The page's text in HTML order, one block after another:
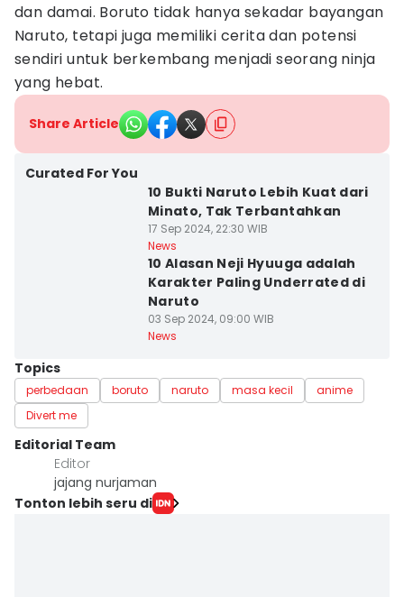
dan damai. Boruto tidak hanya sekadar bayangan
Naruto, tetapi juga memiliki cerita dan potensi
sendiri untuk berkembang menjadi seorang ninja
yang hebat.
Share Article
Curated For You
10 Bukti Naruto Lebih Kuat dari
Minato, Tak Terbantahkan
17 Sep 2024, 22:30 WIB
News
10 Alasan Neji Hyuuga adalah
Karakter Paling Underrated di
Naruto
03 Sep 2024, 09:00 WIB
News
Topics
perbedaan boruto naruto masa kecil
anime
Divert me
Editorial Team
Editor
jajang nurjaman
Tonton lebih seru di